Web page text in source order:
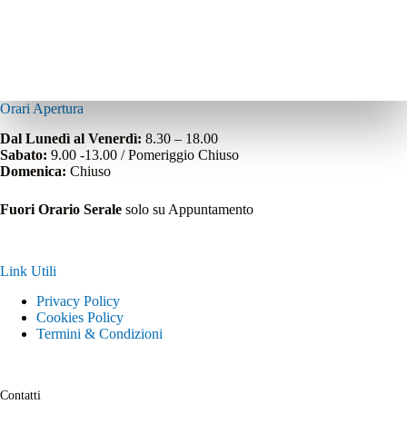
Orari Apertura
Dal Lunedì al Venerdì: 8.30 – 18.00
Sabato: 9.00 -13.00 / Pomeriggio Chiuso
Domenica: Chiuso
Fuori Orario Serale solo su Appuntamento
Link Utili
Privacy Policy
Cookies Policy
Termini & Condizioni
Contatti